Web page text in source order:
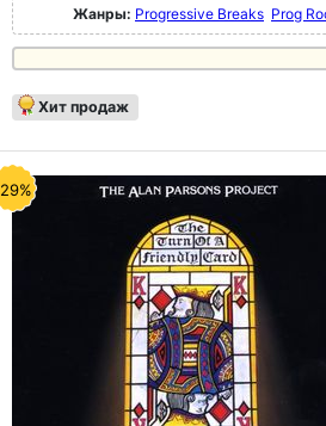
Жанры: Progressive Breaks Prog
Хит продаж